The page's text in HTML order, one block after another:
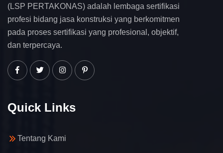
(LSP PERTAKONAS) adalah lembaga sertifikasi
profesi bidang jasa konstruksi yang berkomitmen
pada proses sertifikasi yang profesional, objektif,
dan terpercaya.
Quick Links
Tentang Kami